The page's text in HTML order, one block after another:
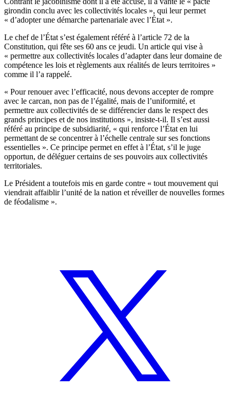
girondin conclu avec les collectivités locales », qui leur permet
« d’adopter une démarche partenariale avec l’État ».
Le chef de l’État s’est également référé à l’article 72 de la
Constitution, qui fête ses 60 ans ce jeudi. Un article qui vise à
« permettre aux collectivités locales d’adapter dans leur domaine de
compétence les lois et règlements aux réalités de leurs territoires »
comme il l’a rappelé.
« Pour renouer avec l’efficacité, nous devons accepter de rompre
avec le carcan, non pas de l’égalité, mais de l’uniformité, et
permettre aux collectivités de se différencier dans le respect des
grands principes et de nos institutions », insiste-t-il. Il s’est aussi
référé au principe de subsidiarité, « qui renforce l’État en lui
permettant de se concentrer à l’échelle centrale sur ses fonctions
essentielles ». Ce principe permet en effet à l’État, s’il le juge
opportun, de déléguer certains de ses pouvoirs aux collectivités
territoriales.
Le Président a toutefois mis en garde contre « tout mouvement qui
viendrait affaiblir l’unité de la nation et réveiller de nouvelles formes
de féodalisme ».